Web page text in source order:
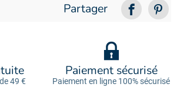
Partager
49 €
Paiement sécurisé
Paiement en ligne 100% sécurisé